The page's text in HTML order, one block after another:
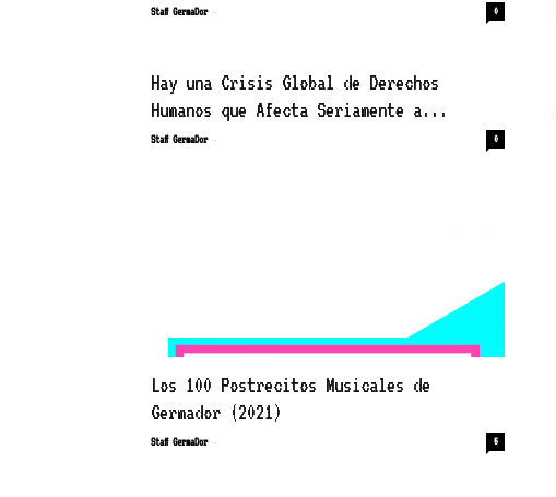
Staff GermaDor - 0
Hay una Crisis Global de Derechos
Humanos que Afecta Seriamente a...
Staff GermaDor - 0
Los 100 Postrecitos Musicales de
Germador (2021)
Staff GermaDor - 5